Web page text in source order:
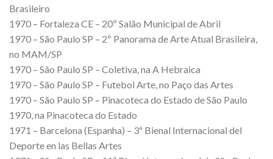
Brasileiro
1970 – Fortaleza CE – 20º Salão Municipal de Abril
1970 – São Paulo SP – 2º Panorama de Arte Atual Brasileira,
no MAM/SP
1970 – São Paulo SP – Coletiva, na A Hebraica
1970 – São Paulo SP – Futebol Arte, no Paço das Artes
1970 – São Paulo SP – Pinacoteca do Estado de São Paulo
1970, na Pinacoteca do Estado
1971 – Barcelona (Espanha) – 3ª Bienal Internacional del
Deporte en las Bellas Artes